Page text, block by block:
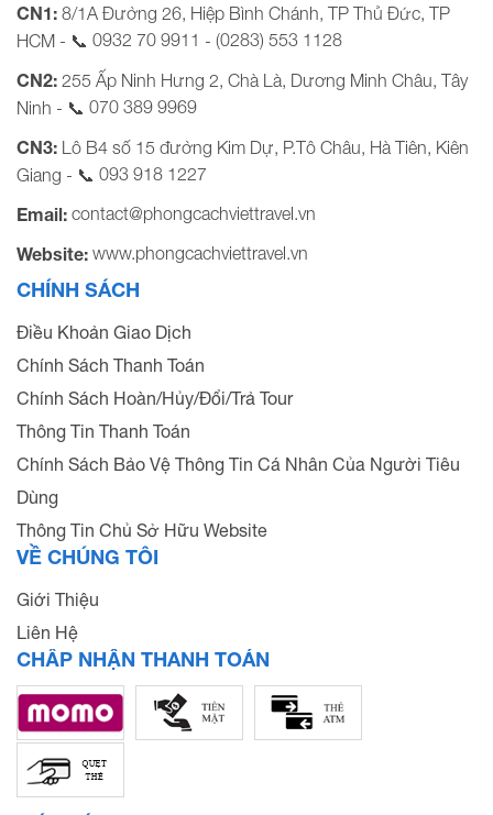
CN1: 8/1A Đường 26, Hiệp Bình Chánh, TP Thủ Đức, TP
HCM - 📞 0932 70 9911 - (0283) 553 1128
CN2: 255 Ấp Ninh Hưng 2, Chà Là, Dương Minh Châu, Tây
Ninh - 📞 070 389 9969
CN3: Lô B4 số 15 đường Kim Dự, P.Tô Châu, Hà Tiên, Kiên
Giang - 📞 093 918 1227
Email: contact@phongcachviettravel.vn
Website: www.phongcachviettravel.vn
CHÍNH SÁCH
Điều Khoản Giao Dịch
Chính Sách Thanh Toán
Chính Sách Hoàn/Hủy/Đổi/Trả Tour
Thông Tin Thanh Toán
Chính Sách Bảo Vệ Thông Tin Cá Nhân Của Người Tiêu
Dùng
Thông Tin Chủ Sở Hữu Website
VỀ CHÚNG TÔI
Giới Thiệu
Liên Hệ
CHẤP NHẬN THANH TOÁN